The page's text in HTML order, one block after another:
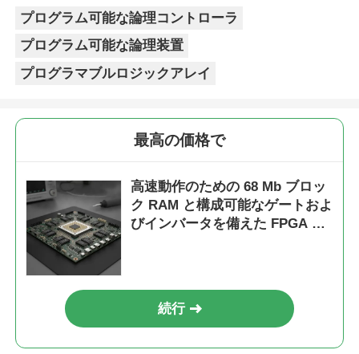
プログラム可能な論理コントローラ
プログラム可能な論理装置
プログラマブルロジックアレイ
最高の価格で
高速動作のための 68 Mb ブロッ
ク RAM と構成可能なゲートおよ
びインバータを備えた FPGA フ
続行